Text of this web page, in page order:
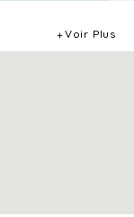
Voir Plus